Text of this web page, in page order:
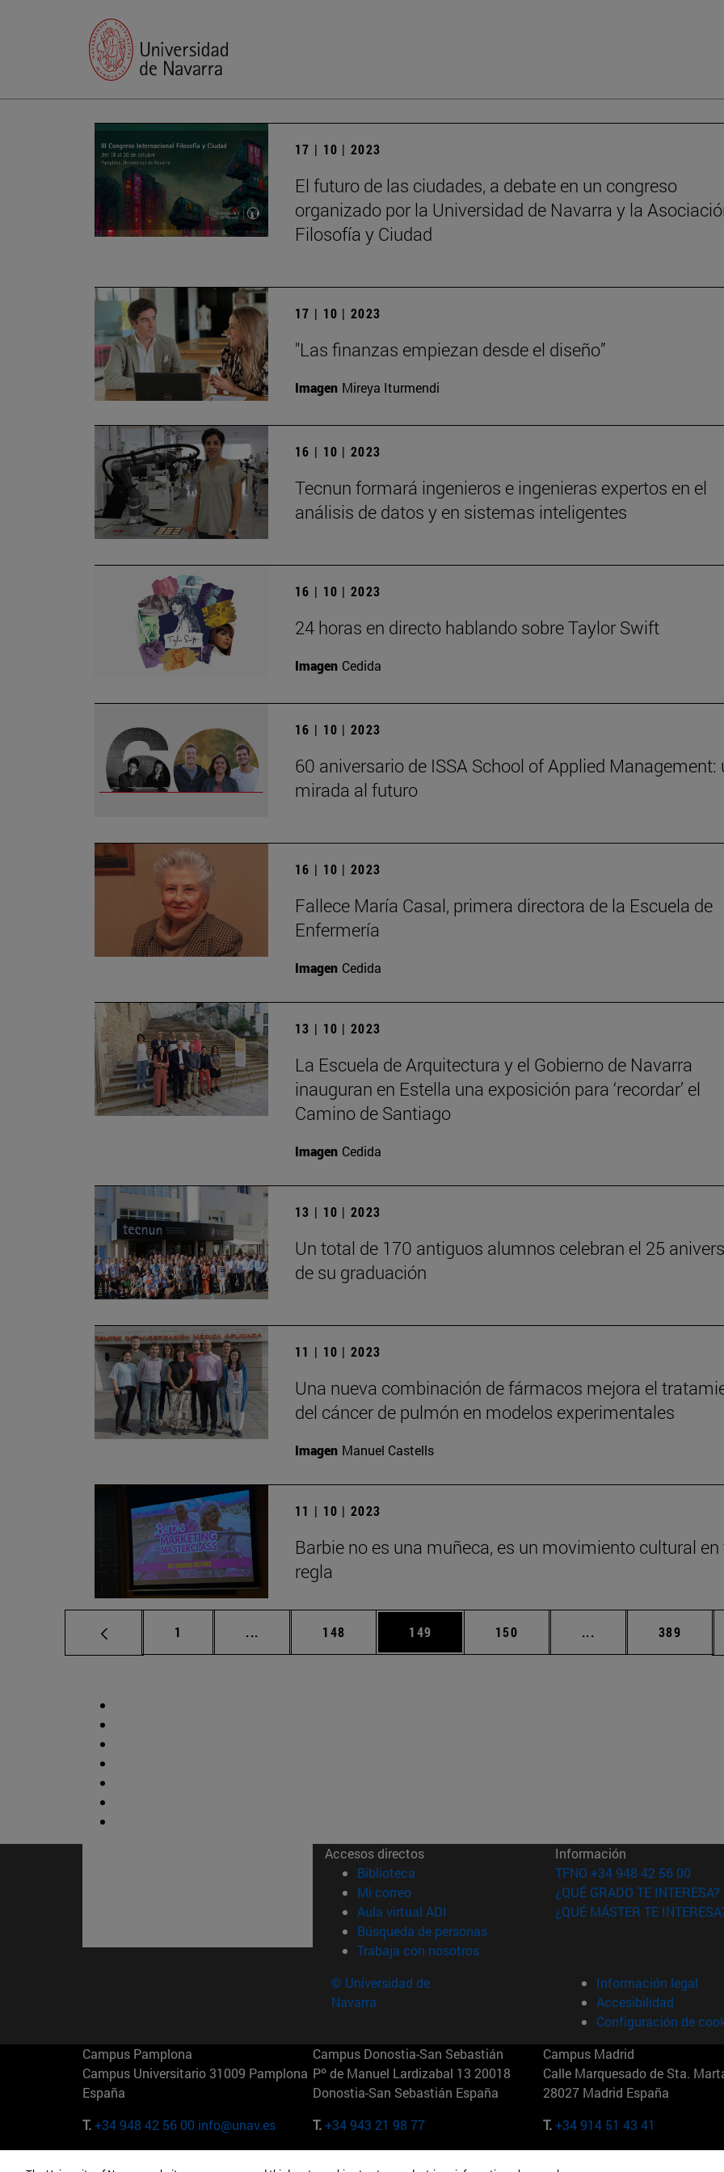
17 | 10 | 2023
El futuro de las ciudades, a debate en un congreso
organizado por la Universidad de Navarra y la
Filosofía y Ciudad
17 | 10 | 2023
"Las finanzas empiezan desde el diseño”
Imagen Mireya Iturmendi
16 | 10 | 2023
Tecnun formará ingenieros e ingenieras expertos en el
análisis de datos y en sistemas inteligentes
16 | 10 | 2023
24 horas en directo hablando sobre Taylor Swift
Imagen Cedida
16 | 10 | 2023
60 aniversario de ISSA School of Applied Management:
mirada al futuro
16 | 10 | 2023
Fallece María Casal, primera directora de la Escuela de
Enfermería
Imagen Cedida
13 | 10 | 2023
La Escuela de Arquitectura y el Gobierno de Navarra
inauguran en Estella una exposición para ‘recordar’ el
Camino de Santiago
Imagen Cedida
13 | 10 | 2023
Un total de 170 antiguos alumnos celebran el 25
de su graduación
11 | 10 | 2023
Una nueva combinación de fármacos mejora el
del cáncer de pulmón en modelos experimentales
Imagen Manuel Castells
11 | 10 | 2023
Barbie no es una muñeca, es un movimiento cultural
regla
Página
1 ... Páginas intermedias Use TAB para desplazarse.
Página
148 Página
149 Página
150 ... Páginas Página
389
Accesos directos
Biblioteca (abre en nueva ventana)
Mi correo(abre en nueva ventana)
Aula virtual ADI (abre en nueva ventana)
Búsqueda de personas(abre en nueva ventana)
Trabaja con nosotros(abre en nueva ventana)
Información
TFNO +34 948 42 56 00
¿QUÉ GRADO TE INTERESA?
¿QUÉ MÁSTER TE
© Universidad de
Navarra
Información legal
Accesibilidad
Configuración de
Campus Pamplona
Campus Universitario 31009 Pamplona
España
T.+34 948 42 56 00 info@unav.es
Campus Donostia-San Sebastián
Pº de Manuel Lardizabal 13 20018
Donostia-San Sebastián España
T.+34 943 21 98 77
Campus Madrid
Calle Marquesado de Sta.
28027 Madrid España
T.+34 914 51 43 41